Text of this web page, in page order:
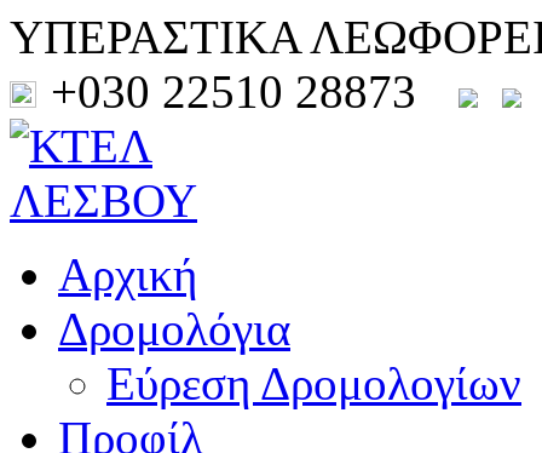
ΥΠΕΡΑΣΤΙΚΑ
+030 22510 28873
Αρχική
Δρομολόγια
Εύρεση Δρομολογίων
Προφίλ